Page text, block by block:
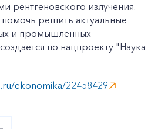
рентгеновского излучения.
решить актуальные
и промышленных
по нацпроекту "Наука
ekonomika/22458429